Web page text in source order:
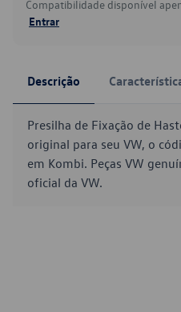
Compatibilidade disponível
Entrar
Descrição
Presilha de Fixação de
original para seu VW, o
em Kombi. Peças VW
oficial da VW.